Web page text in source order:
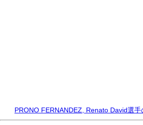
PRONO FERNANDEZ, Renato David選